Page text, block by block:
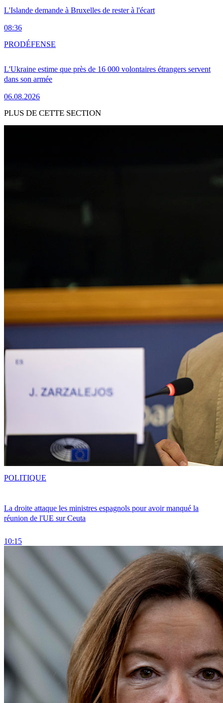
L'Islande demande à Bruxelles de rester à l'écart
08:36
L'Ukraine estime que près de 16 000 volontaires étrangers servent
dans son armée
06.08.2026
PRODÉFENSE
PLUS DE CETTE SECTION
La droite attaque les ministres espagnols pour avoir manqué la
réunion de l'UE sur Ceuta
10:15
POLITIQUE